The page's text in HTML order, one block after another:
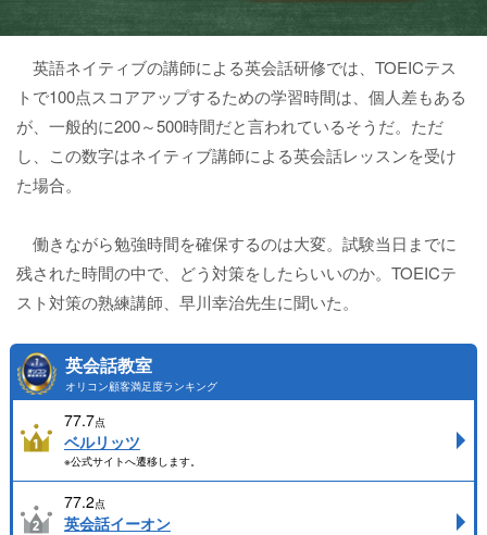
英語ネイティブの講師による英会話研修では、TOEICテス
トで100点スコアアップするための学習時間は、個人差もある
が、一般的に200～500時間だと言われているそうだ。ただ
し、この数字はネイティブ講師による英会話レッスンを受け
た場合。
働きながら勉強時間を確保するのは大変。試験当日までに
残された時間の中で、どう対策をしたらいいのか。TOEICテ
スト対策の熟練講師、早川幸治先生に聞いた。
英会話教室
オリコン顧客満足度ランキング
77.7点
ベルリッツ
※公式サイトへ遷移します。
77.2点
英会話イーオン